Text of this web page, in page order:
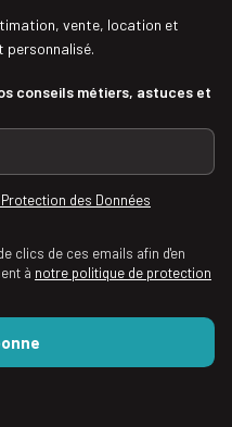
vente, location et
personnalisé.
conseils métiers, astuces et
des Données
clics de ces emails afin d'en
à notre politique de protection